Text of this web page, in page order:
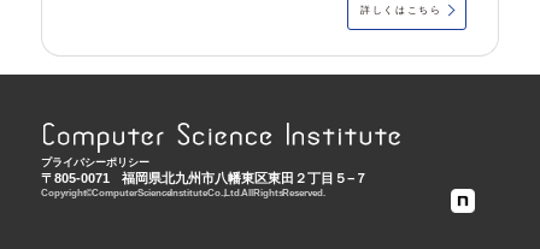
詳しくはこちら
プライバシーポリシー
〒805-0071 福岡県北九州市八幡東区東田２丁目５−７
Copyright © Computer Science Institute Co., Ltd. All Rights Reserved.